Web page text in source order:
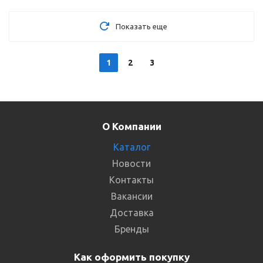
Показать еще
1 2 3
О Компании
Каталог
Новости
Контакты
Вакансии
Доставка
Бренды
Как оформить покупку